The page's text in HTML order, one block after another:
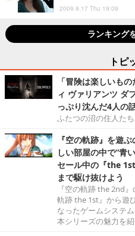
2009.9.17 Thu 19:09
ランキング
トピ
「冒険は楽しいも
ィ ヴァリアンツ ダ
っぷり沈んだ4人の
ふたつの沼の住人たち
『空の軌跡』を遊
しい部屋の中で“青
セール中の『the
まで駆け抜けよう
『空の軌跡 the 2nd
軌跡 the 1st』から遊
なったゲームシステ
本シリーズの魅力を紹